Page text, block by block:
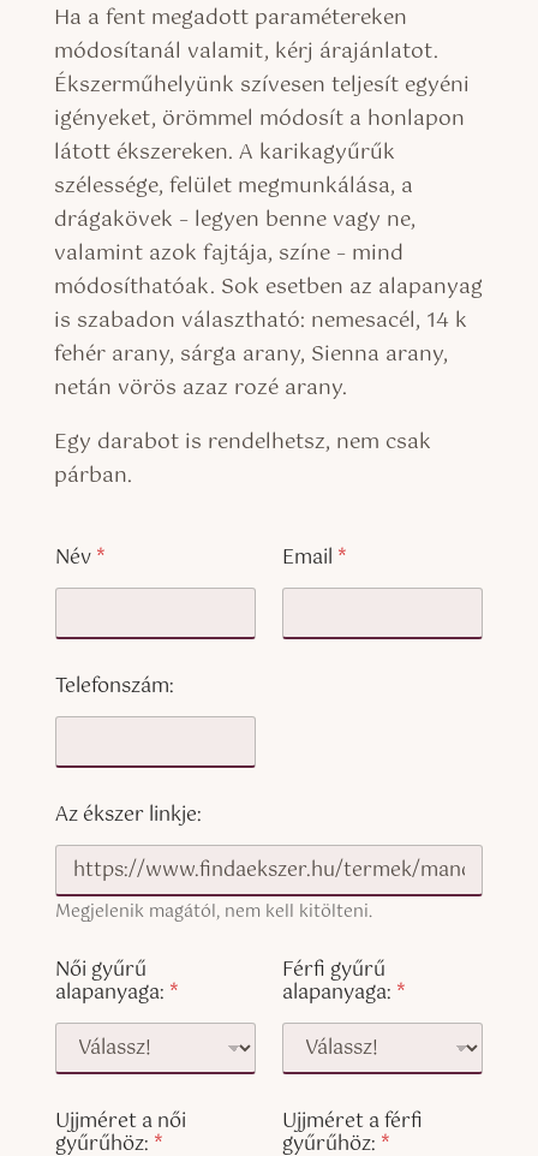
Ha a fent megadott paramétereken
módosítanál valamit, kérj árajánlatot.
Ékszerműhelyünk szívesen teljesít egyéni
igényeket, örömmel módosít a honlapon
látott ékszereken. A karikagyűrűk
szélessége, felület megmunkálása, a
drágakövek – legyen benne vagy ne,
valamint azok fajtája, színe – mind
módosíthatóak. Sok esetben az alapanyag
is szabadon választható: nemesacél, 14 k
fehér arany, sárga arany, Sienna arany,
netán vörös azaz rozé arany.
Egy darabot is rendelhetsz, nem csak
párban.
Név*
a
p
a
n
Email *
Telefonszám:
Az ékszer linkje:
Megjelenik magától, nem kell kitölteni.
Női gyűrű
alapanyaga: *
Férfi gyűrű
alapanyaga: *
Ujjméret a női
gyűrűhöz: *
Ujjméret a férfi
gyűrűhöz: *